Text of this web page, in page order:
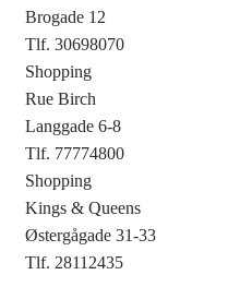
Brogade 12
Tlf. 30698070
Shopping
Rue Birch
Langgade 6-8
Tlf. 77774800
Shopping
Kings & Queens
Østergågade 31-33
Tlf. 28112435